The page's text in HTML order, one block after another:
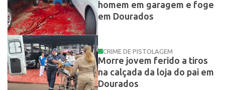
homem em garagem e foge
em Dourados
CRIME DE PISTOLAGEM
Morre jovem ferido a tiros
na calçada da loja do pai em
Dourados